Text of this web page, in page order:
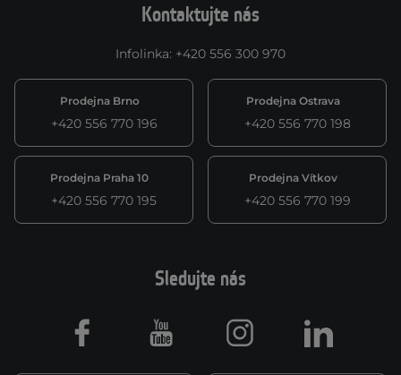
Kontaktujte nás
Infolinka: +420 556 300 970
Prodejna Brno
+420 556 770 196
Prodejna Ostrava
+420 556 770 198
Prodejna Praha 10
+420 556 770 195
Prodejna Vítkov
+420 556 770 199
Sledujte nás
Facebook Youtube Instagram LinkedIn